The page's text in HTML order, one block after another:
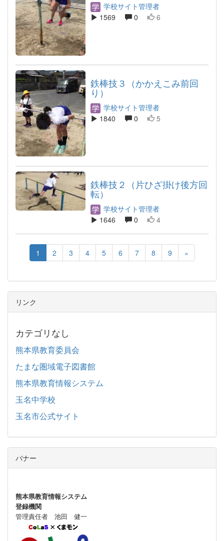
学校サイト管理者
1569
0 6
鉄棒技３（かかえこみ前回
り）
学校サイト管理者
1840
0 5
鉄棒技２（片ひざ掛け後方回
転）
学校サイト管理者
1646
0 4
1 2 3 4 5 6 7 8 9 »
リンク
カテゴリなし
熊本県教育委員会
たまな圏域電子図書館
熊本県教育情報システム
玉名中学校
玉名市公式サイト
バナー
熊本県教育情報システム
登録機関
管理責任者 池田 健一